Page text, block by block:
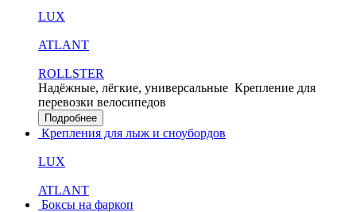
LUX
ATLANT
ROLLSTER
Надёжные, лёгкие, универсальные Крепление для
перевозки велосипедов
Подробнее
Крепления для лыж и сноубордов
LUX
ATLANT
Боксы на фаркоп